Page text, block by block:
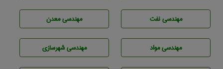
مهندسی نفت مهندسی معدن
مهندسی مواد مهندسی شهرسازی